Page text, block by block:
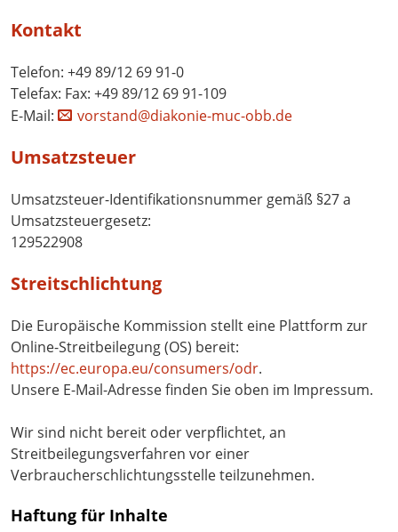
Kontakt
Telefon: +49 89/12 69 91-0
Telefax: Fax: +49 89/12 69 91-109
E-Mail:
vorstand@diakonie-muc-obb.de
Umsatzsteuer
Umsatzsteuer-Identifikationsnummer gemäß §27 a
Umsatzsteuergesetz:
129522908
Streitschlichtung
Die Europäische Kommission stellt eine Plattform zur
Online-Streitbeilegung (OS) bereit:
https://ec.europa.eu/consumers/odr.
Unsere E-Mail-Adresse finden Sie oben im Impressum.
Wir sind nicht bereit oder verpflichtet, an
Streitbeilegungsverfahren vor einer
Verbraucherschlichtungsstelle teilzunehmen.
Haftung für Inhalte